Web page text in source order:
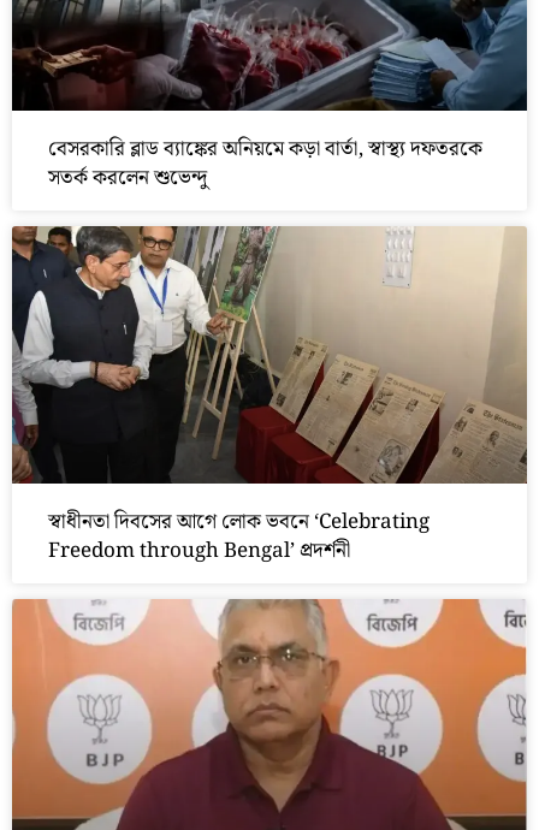
বেসরকারি ব্লাড ব্যাঙ্কের অনিয়মে কড়া বার্তা, স্বাস্থ্য দফতরকে
সতর্ক করলেন শুভেন্দু
স্বাধীনতা দিবসের আগে লোক ভবনে ‘Celebrating
Freedom through Bengal’ প্রদর্শনী